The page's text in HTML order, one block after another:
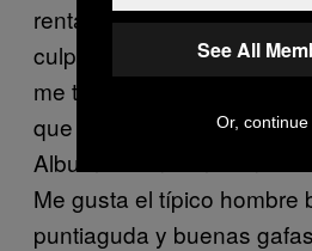
rentabilidad calma un
culpabilidad que hay en mi
me tranquilizo a mí misma
que por lo menos yo nunca
Album durante mi turno
Me gusta el típico hombre
puntiaguda y buenas
See All
Or,